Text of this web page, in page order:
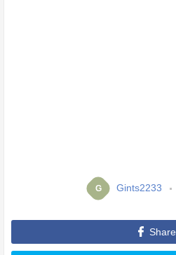
G Gints2233
Share